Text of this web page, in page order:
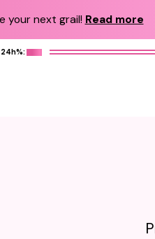
your next grail! Read more
24h%: